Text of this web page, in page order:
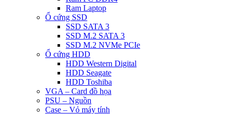
Ram Laptop
Ổ cứng SSD
SSD SATA 3
SSD M.2 SATA 3
SSD M.2 NVMe PCIe
Ổ cứng HDD
HDD Western Digital
HDD Seagate
HDD Toshiba
VGA – Card đồ họa
PSU – Nguồn
Case – Vỏ máy tính